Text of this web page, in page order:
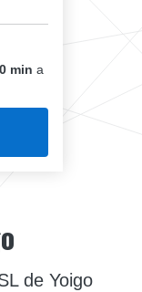
min a
de Yoigo